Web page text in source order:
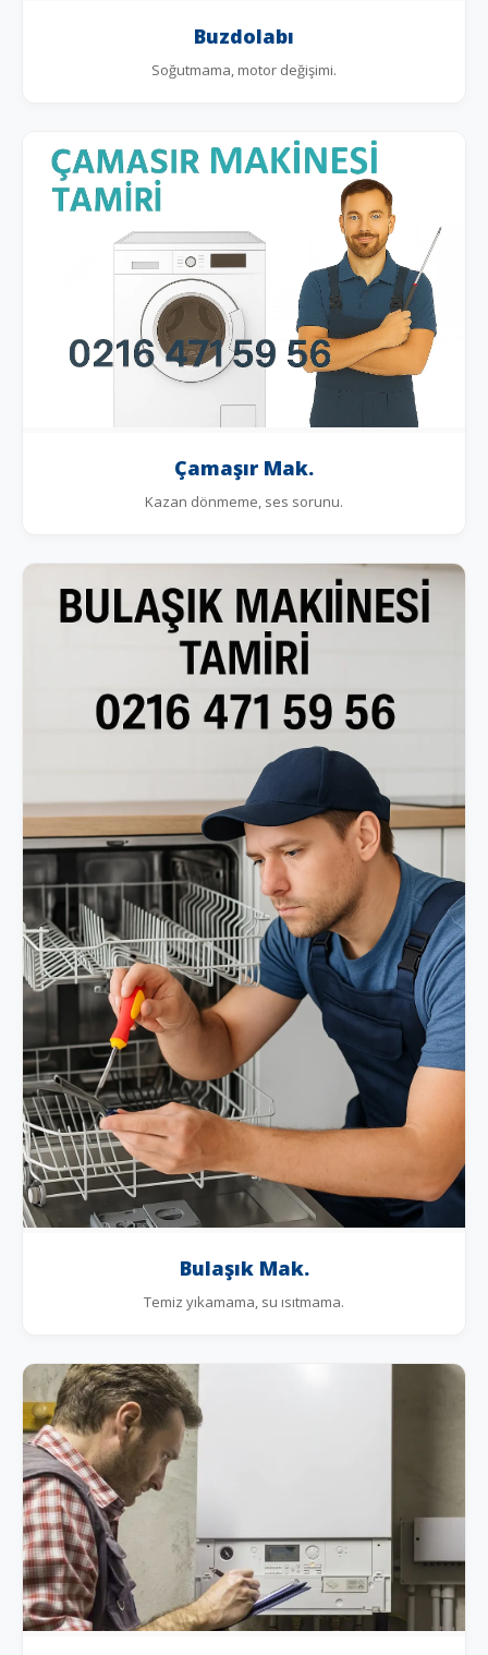
Buzdolabı
Soğutmama, motor değişimi.
Çamaşır Mak.
Kazan dönmeme, ses sorunu.
Bulaşık Mak.
Temiz yıkamama, su ısıtmama.